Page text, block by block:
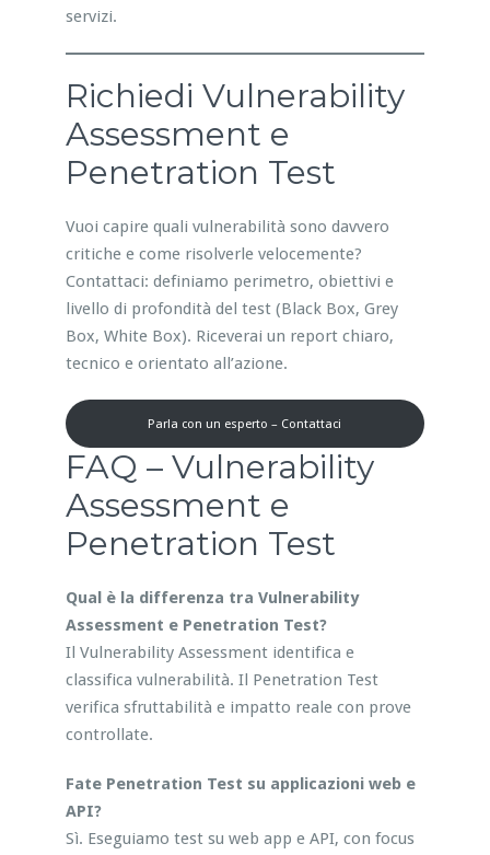
servizi.
Richiedi Vulnerability
Assessment e
Penetration Test
Vuoi capire quali vulnerabilità sono davvero
critiche e come risolverle velocemente?
Contattaci: definiamo perimetro, obiettivi e
livello di profondità del test (Black Box, Grey
Box, White Box). Riceverai un report chiaro,
tecnico e orientato all’azione.
Parla con un esperto – Contattaci
FAQ – Vulnerability
Assessment e
Penetration Test
Qual è la differenza tra Vulnerability
Assessment e Penetration Test?
Il Vulnerability Assessment identifica e
classifica vulnerabilità. Il Penetration Test
verifica sfruttabilità e impatto reale con prove
controllate.
Fate Penetration Test su applicazioni web e
API?
Sì. Eseguiamo test su web app e API, con focus